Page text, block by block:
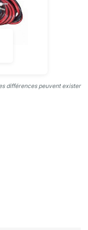
différences peuvent exister